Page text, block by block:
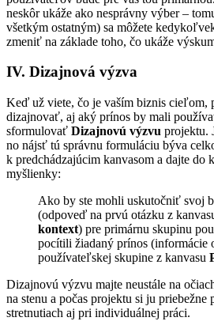
neskôr ukáže ako nesprávny výber –
všetkým ostatným) sa môžete
zmeniť na základe toho, čo ukáže
IV. Dizajnová výzva
Keď už viete, čo je vaším biznis cieľom,
dizajnovať, aj aký prínos by mali
sformulovať Dizajnovú výzvu projektu.
no nájsť tú správnu formuláciu býva
k predchádzajúcim kanvasom a dajte do
myšlienky:
Ako by ste mohli uskutočniť svoj
(odpoveď na prvú otázku z
kontext) pre primárnu skupinu
pocítili žiadaný prínos (informácie
používateľskej skupine z kanvasu
Dizajnovú výzvu majte neustále na
na stenu a počas projektu si ju
stretnutiach aj pri individuálnej práci.